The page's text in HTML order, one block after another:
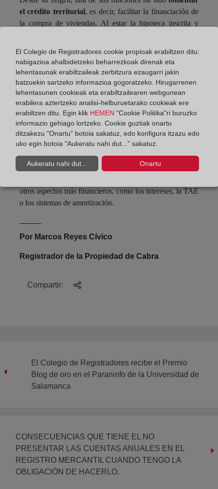
el crédito territorial, es decir, facilitar la financiación de
la compra de viviendas. Al estar la hipoteca inscrita y
para el cliente: tipos de interés más bajos y plazos de pago
más largos.
Conclusión
Las hipotecas son un instrumento financiero clave para
acceder a la vivienda, pero también conllevan muchas
implicaciones jurídicas y económicas que conviene
En este artículo hemos abordado su función principal
como garantía y su relación con el Registro de la
otros aspectos más financieros, como los intereses, la TAE
o los sistemas de amortización.
Por Marcos Reyes Cívico
Registrador de la Propiedad de Cabra
Compartir:
El Colegio de Registradores recibe el Premio
Blog de oro en el Paraninfo de la Universidad de
Salamanca
CONSECUENCIAS QUE TIENE EL NO
PRESENTAR LAS CUENTAS ANUALES EN EL
REGISTRO MERCANTIL CUANDO TENGO LA
OBLIGACIÓN DE HACERLO.
El Colegio de Registradores cookie propioak erabiltzen ditu:
nabigazioa ahalbidetzeko beharrezkoak direnak eta
lehentasunak erabiltzaileak zerbitzura ezaugarri jakin
batzuekin sartzeko informazioa gogoratzeko. Hirugarrenen
lehentasunen cookieak eta erabiltzailearen webgunean
erabilera aztertzeko analisi-helburuetarako cookieak ere
erabiltzen ditu. Egin klik HEMEN "Cookie Politika"ri buruzko
informazio gehiago lortzeko. Cookie guztiak onartu
ditzakezu "Onartu" botoia sakatuz, edo konfigura itzazu edo
uko egin botoia "Aukeratu nahi dut..." sakatuz.
Aukeratu nahi dut... Onartu